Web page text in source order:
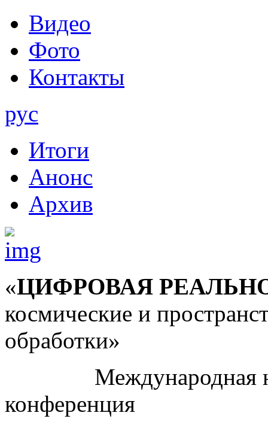
Видео
Фото
Контакты
рус
Итоги
Анонс
Архив
«ЦИФРОВАЯ
космические и
обработки»
Международная
конференция